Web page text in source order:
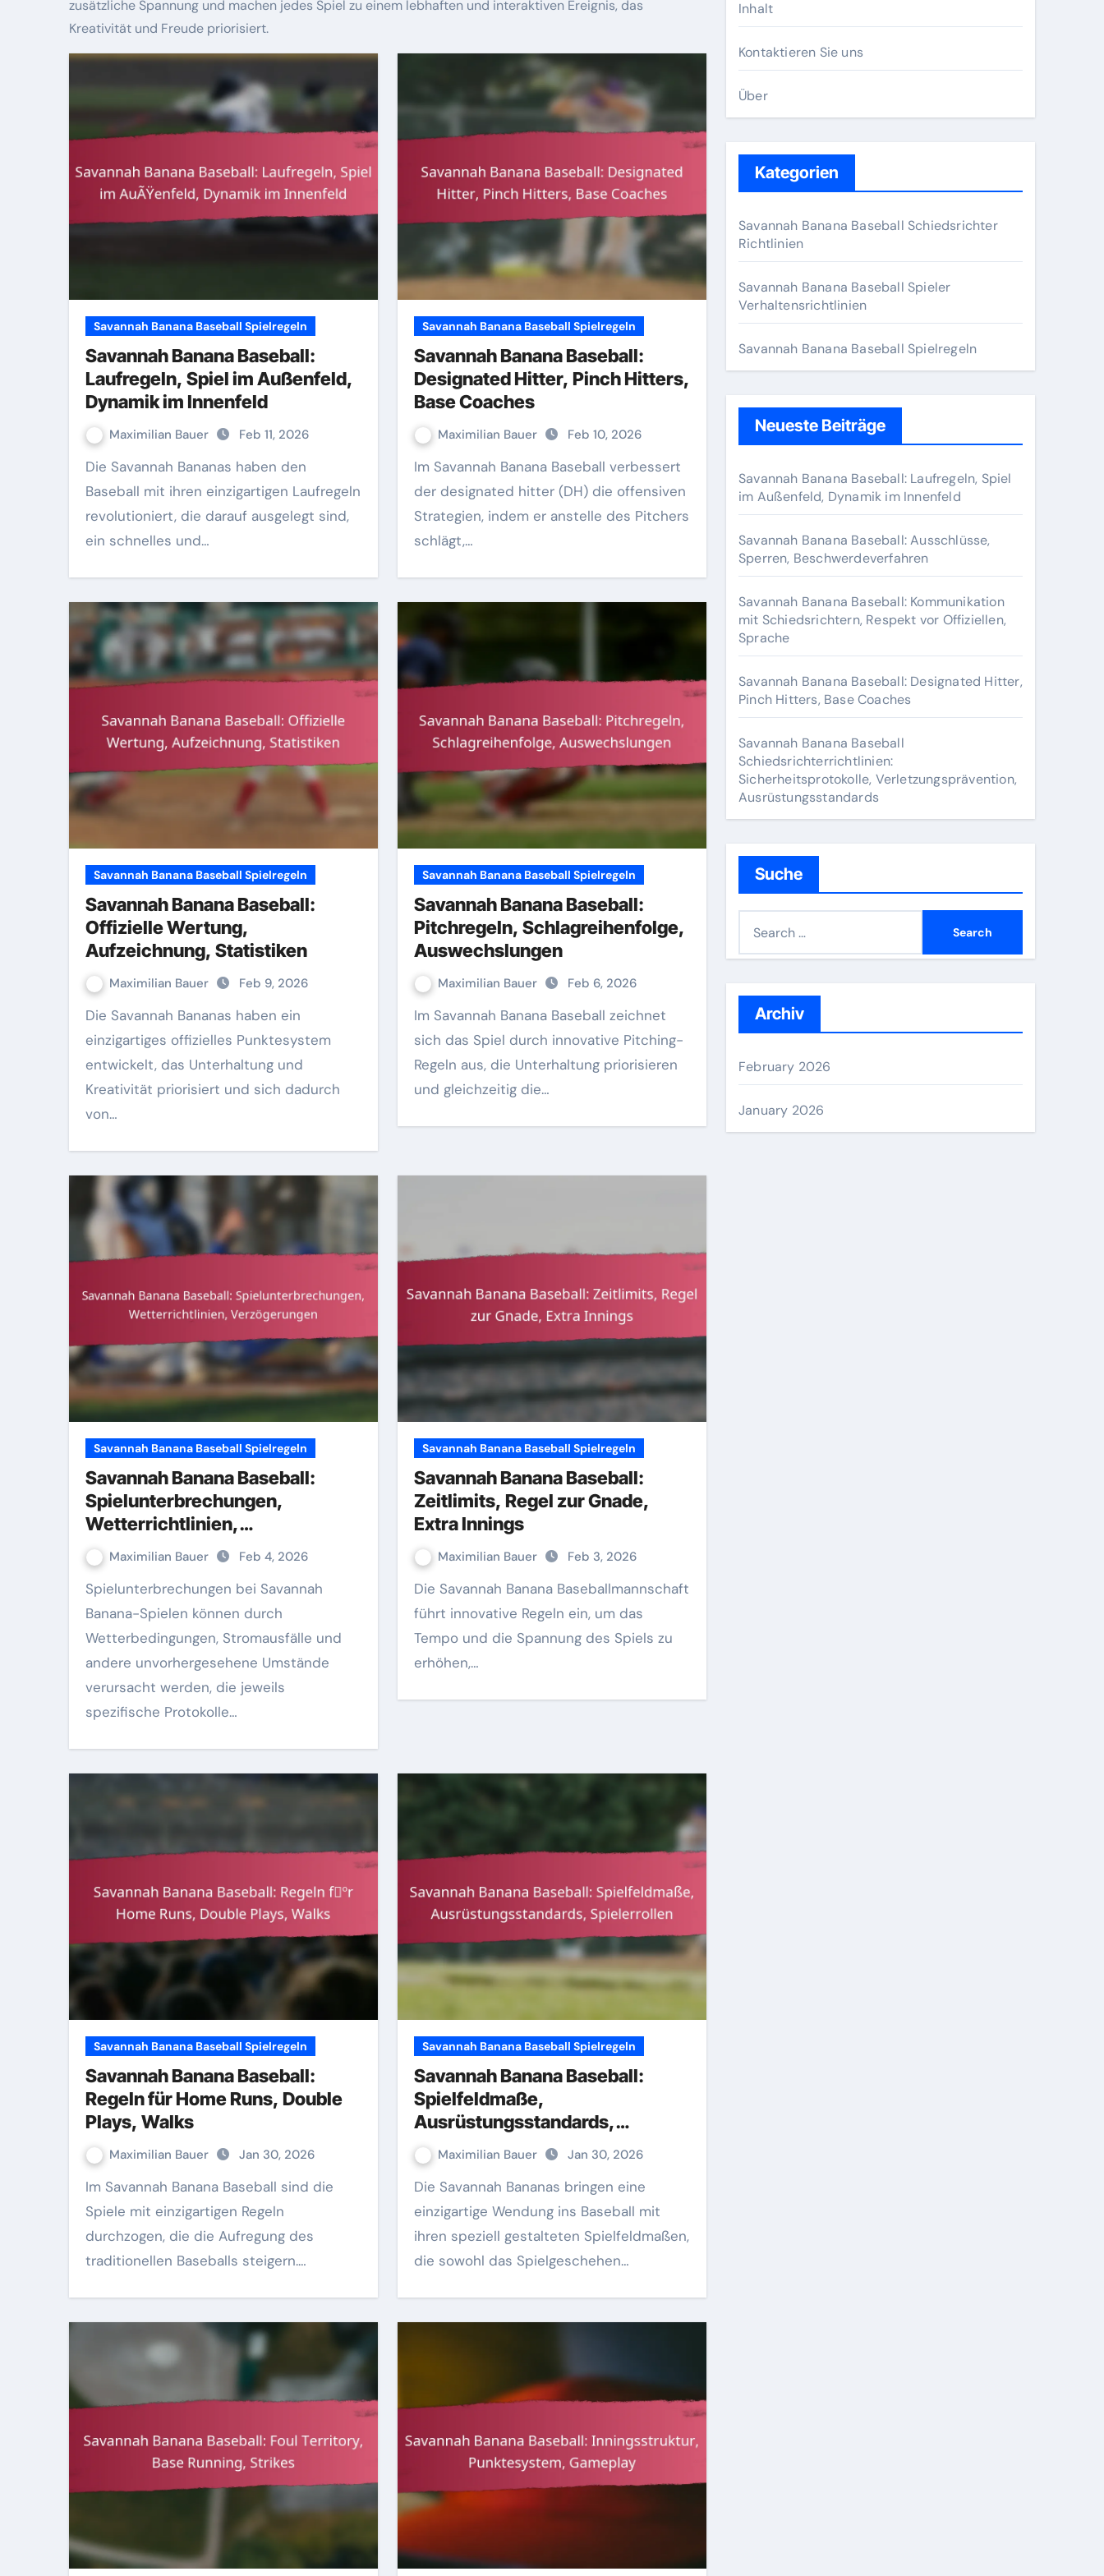
zusätzliche Spannung und machen jedes Spiel zu einem lebhaften und interaktiven Ereignis, das
Kreativität und Freude priorisiert.
Savannah Banana Baseball Spielregeln
Savannah Banana Baseball:
Laufregeln, Spiel im Außenfeld,
Dynamik im Innenfeld
Maximilian Bauer Feb 11, 2026
Die Savannah Bananas haben den
Baseball mit ihren einzigartigen Laufregeln
revolutioniert, die darauf ausgelegt sind,
ein schnelles und…
Savannah Banana Baseball Spielregeln
Savannah Banana Baseball:
Designated Hitter, Pinch Hitters,
Base Coaches
Maximilian Bauer Feb 10, 2026
Im Savannah Banana Baseball verbessert
der designated hitter (DH) die offensiven
Strategien, indem er anstelle des Pitchers
schlägt,…
Savannah Banana Baseball Spielregeln
Savannah Banana Baseball:
Offizielle Wertung,
Aufzeichnung, Statistiken
Maximilian Bauer Feb 9, 2026
Die Savannah Bananas haben ein
einzigartiges offizielles Punktesystem
entwickelt, das Unterhaltung und
Kreativität priorisiert und sich dadurch
von…
Savannah Banana Baseball Spielregeln
Savannah Banana Baseball:
Pitchregeln, Schlagreihenfolge,
Auswechslungen
Maximilian Bauer Feb 6, 2026
Im Savannah Banana Baseball zeichnet
sich das Spiel durch innovative Pitching-
Regeln aus, die Unterhaltung priorisieren
und gleichzeitig die…
Savannah Banana Baseball Spielregeln
Savannah Banana Baseball:
Spielunterbrechungen,
Wetterrichtlinien,
Verzögerungen
Maximilian Bauer Feb 4, 2026
Spielunterbrechungen bei Savannah
Banana-Spielen können durch
Wetterbedingungen, Stromausfälle und
andere unvorhergesehene Umstände
verursacht werden, die jeweils
spezifische Protokolle…
Savannah Banana Baseball Spielregeln
Savannah Banana Baseball:
Zeitlimits, Regel zur Gnade,
Extra Innings
Maximilian Bauer Feb 3, 2026
Die Savannah Banana Baseballmannschaft
führt innovative Regeln ein, um das
Tempo und die Spannung des Spiels zu
erhöhen,…
Savannah Banana Baseball Spielregeln
Savannah Banana Baseball:
Regeln für Home Runs, Double
Plays, Walks
Maximilian Bauer Jan 30, 2026
Im Savannah Banana Baseball sind die
Spiele mit einzigartigen Regeln
durchzogen, die die Aufregung des
traditionellen Baseballs steigern.…
Savannah Banana Baseball Spielregeln
Savannah Banana Baseball:
Spielfeldmaße,
Ausrüstungsstandards,
Spielerrollen
Maximilian Bauer Jan 30, 2026
Die Savannah Bananas bringen eine
einzigartige Wendung ins Baseball mit
ihren speziell gestalteten Spielfeldmaßen,
die sowohl das Spielgeschehen…
Inhalt
Kontaktieren Sie uns
Über
Kategorien
Savannah Banana Baseball Schiedsrichter
Richtlinien
Savannah Banana Baseball Spieler
Verhaltensrichtlinien
Savannah Banana Baseball Spielregeln
Neueste Beiträge
Savannah Banana Baseball: Laufregeln, Spiel
im Außenfeld, Dynamik im Innenfeld
Savannah Banana Baseball: Ausschlüsse,
Sperren, Beschwerdeverfahren
Savannah Banana Baseball: Kommunikation
mit Schiedsrichtern, Respekt vor Offiziellen,
Sprache
Savannah Banana Baseball: Designated Hitter,
Pinch Hitters, Base Coaches
Savannah Banana Baseball
Schiedsrichterrichtlinien:
Sicherheitsprotokolle, Verletzungsprävention,
Ausrüstungsstandards
Suche
h
f
o
Archiv
February 2026
January 2026